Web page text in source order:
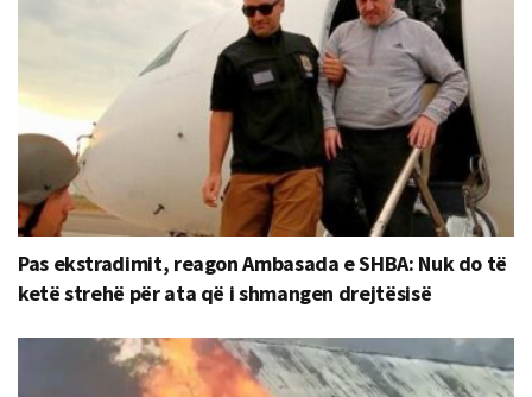
Pas ekstradimit, reagon Ambasada e SHBA: Nuk do të
ketë strehë për ata që i shmangen drejtësisë